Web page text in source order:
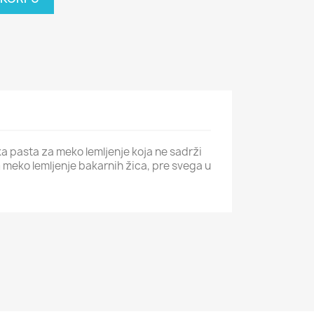
pasta za meko lemljenje koja ne sadrži
lemljenje bakarnih žica, pre svega u